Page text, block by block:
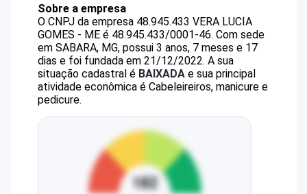
Sobre a empresa
O CNPJ da empresa 48.945.433 VERA LUCIA
GOMES - ME é 48.945.433/0001-46. Com sede
em SABARA, MG, possui 3 anos, 7 meses e 17
dias e foi fundada em 21/12/2022. A sua
situação cadastral é BAIXADA e sua principal
atividade econômica é Cabeleireiros, manicure e
pedicure.